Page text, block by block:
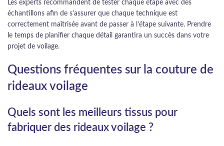
Les experts recommandent de tester chaque étape avec des
échantillons afin de s’assurer que chaque technique est
correctement maîtrisée avant de passer à l’étape suivante. Prendre
le temps de planifier chaque détail garantira un succès dans votre
projet de voilage.
Questions fréquentes sur la couture de
rideaux voilage
Quels sont les meilleurs tissus pour
fabriquer des rideaux voilage ?